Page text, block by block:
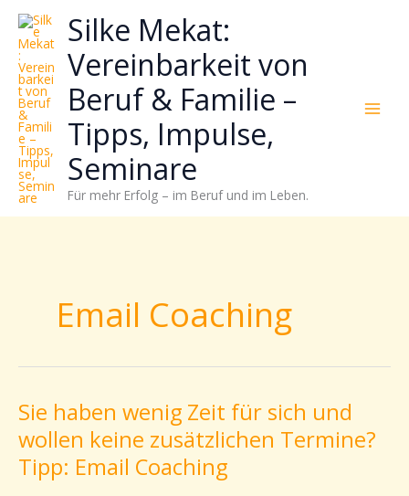
Zum
Inhalt
springen
Silke Mekat:
Vereinbarkeit von
Beruf & Familie –
Tipps, Impulse,
Seminare
Für mehr Erfolg – im Beruf und im Leben.
Email Coaching
Sie haben wenig Zeit für sich und
wollen keine zusätzlichen Termine?
Tipp: Email Coaching
Sie
haben
wenig
Zeit
wie
sich
Stress
reduzieren
Energie
gezielter
einsetzen
lässt?
Einfach